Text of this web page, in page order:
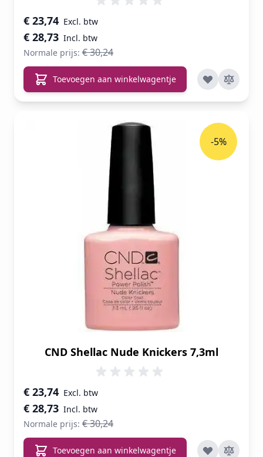
Speciale prijs
€ 28,73
€ 23,74
Normale prijs: € 30,24
Toevoegen aan winkelwagentje
CND Shellac Nude Knickers 7,3ml
Speciale prijs
€ 28,73
€ 23,74
Normale prijs: € 30,24
-5%
Toevoegen aan winkelwagentje